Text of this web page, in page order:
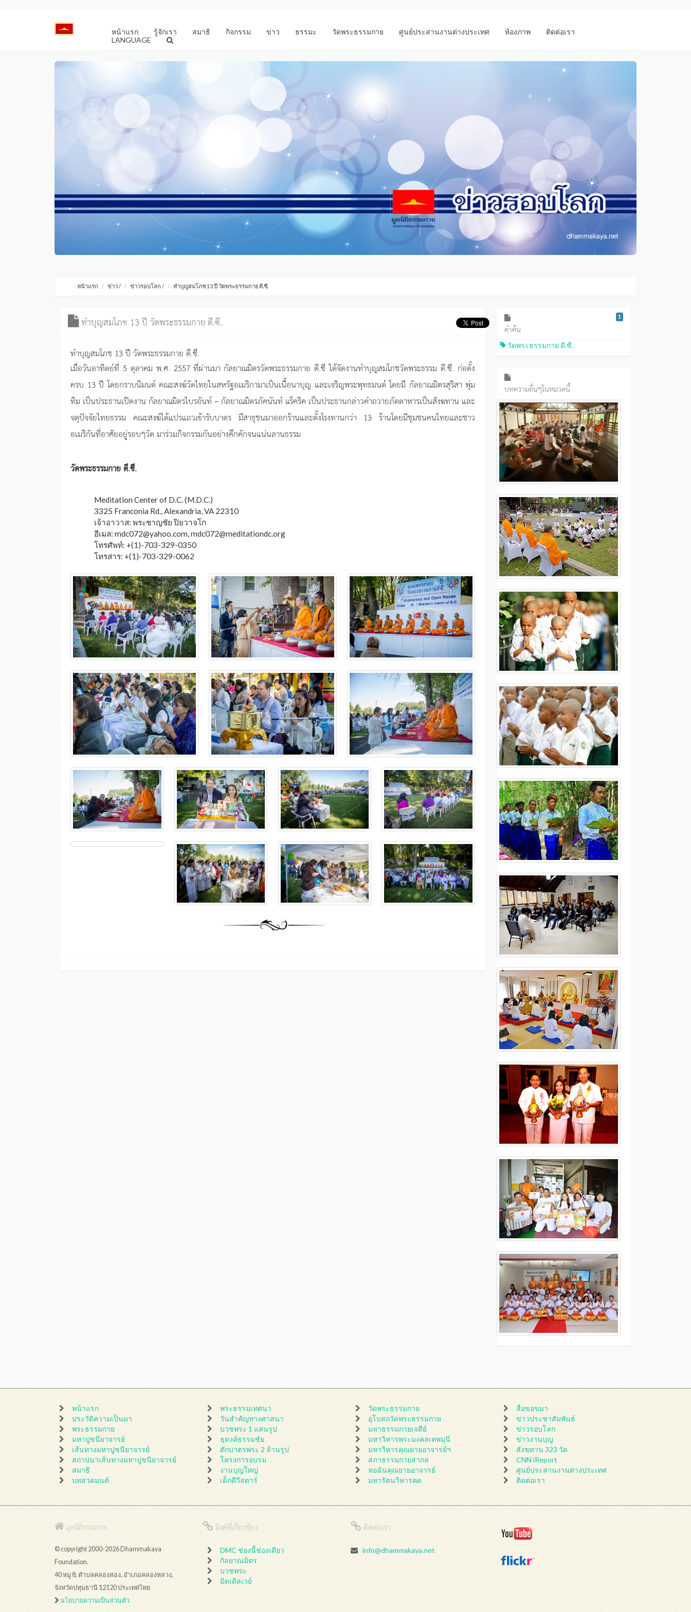
หน้าแรก รู้จักเรา สมาธิ กิจกรรม ข่าว ธรรมะ วัดพระธรรมกาย ศูนย์ประสานงานต่างประเทศ ห้องภาพ
ติดต่อเรา
LANGUAGE
หน้าแรก ข่าว/ ข่าวรอบโลก/ ทำบุญสมโภช 13 ปี วัดพระธรรมกาย ดี.ซี.
ทำบุญสมโภช 13 ปี วัดพระธรรมกาย ดี.ซี.
ทำบุญสมโภช 13 ปี วัดพระธรรมกาย ดี.ซี.
เมื่อวันอาทิตย์ที่ 5 ตุลาคม พ.ศ. 2557 ที่ผ่านมา กัลยาณมิตรวัดพระธรรมกาย ดี.ซี ได้จัดงานทำบุญสมโภชวัดพระธรรม ดี.ซี. ก่อตั้ง
ครบ 13 ปี โดยกราบนิมนต์ คณะสงฆ์วัดไทยในสหรัฐอเมริกามาเป็นเนื้อนาบุญ และเจริญพระพุทธมนต์ โดยมี กัลยาณมิตรสุริสา พุ่ม
ทิม เป็นประธานเปิดงาน กัลยาณมิตรไบรอันท์ – กัลยาณมิตรภัคนันท์ แร็คริค เป็นประธานกล่าวคำถวายภัตตาหารเป็นสังฆทาน และ
จตุปัจจัยไทยธรรม คณะสงฆ์ได้แปรแถวเข้ารับบาตร มีสาธุชนมาออกร้านและตั้งโรงทานกว่า 13 ร้านโดยมีชุมชนคนไทยและชาว
อเมริกันที่อาศัยอยู่รอบๆวัด มาร่วมกิจกรรมกันอย่างคึกคักจนแน่นลานธรรม
วัดพระธรรมกาย ดี.ซี.
Meditation Center of D.C. (M.D.C.)
3325 Franconia Rd., Alexandria, VA 22310
เจ้าอาวาส: พระชาญชัย ปิยวาจโก
อีเมล:mdc072@yahoo.com,mdc072@meditationdc.org
โทรศัพท์: +(1)-703-329-0350
โทรสาร: +(1)-703-329-0062
คำค้น
1
วัดพระธรรมกาย ดี.ซี.
บทความอื่นๆในหมวดนี้
หน้าแรก
ประวัติความเป็นมา
พระธรรมกาย
มหาปูชนียาจารย์
เส้นทางมหาปูชนียาจารย์
สถาปนาเส้นทางมหาปูชนียาจารย์
สมาธิ
บทสวดมนต์
พระธรรมเทศนา
วันสำคัญทางศาสนา
บวชพระ 1 แสนรูป
ธุดงค์ธรรมชัย
ตักบาตรพระ 2 ล้านรูป
โครงการอบรม
งานบุญใหญ่
เด็กดีวีสตาร์
วัดพระธรรมกาย
อุโบสถวัดพระธรรมกาย
มหาธรรมกายเจดีย์
มหาวิหารพระมงคลเทพมุนี
มหาวิหารคุณยายอาจารย์ฯ
สภาธรรมกายสากล
หอฉันคุณยายอาจารย์
มหารัตนวิหารคด
สื่อขอขมา
ข่าวประชาสัมพันธ์
ข่าวรอบโลก
ข่าวงานบุญ
สังฆทาน 323 วัด
CNN iReport
ศูนย์ประสานงานต่างประเทศ
ติดต่อเรา
มูลนิธิธรรมกาย
© copyright 2000-2026 Dhammakaya
Foundation.
40 หมู่ 8, ตำบลคลองสอง, อำเภอคลองหลวง,
จังหวัดปทุมธานี 12120 ประเทศไทย
นโยบายความเป็นส่วนตัว
ลิงค์ที่เกี่ยวข้อง
DMC ช่องนี้ช่องเดียว
กัลยาณมิตร
บวชพระ
มิดเดิลเวย์
ติดต่อเรา
info@dhammakaya.net